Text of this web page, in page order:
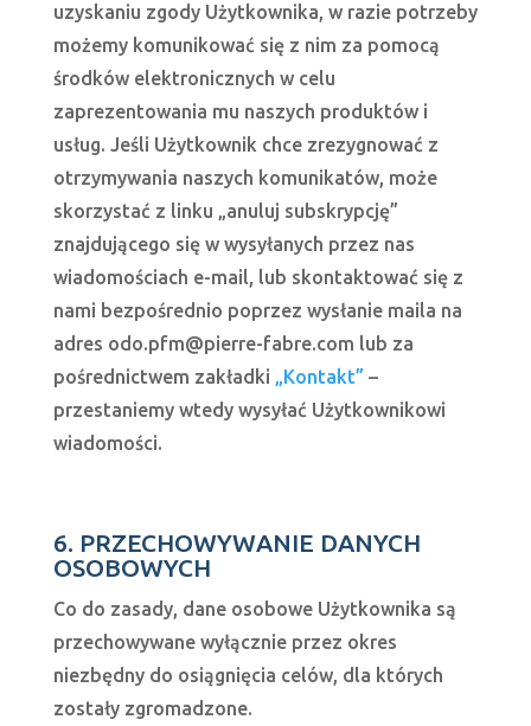
uzyskaniu zgody Użytkownika, w razie potrzeby
możemy komunikować się z nim za pomocą
środków elektronicznych w celu
zaprezentowania mu naszych produktów i
usług. Jeśli Użytkownik chce zrezygnować z
otrzymywania naszych komunikatów, może
skorzystać z linku „anuluj subskrypcję”
znajdującego się w wysyłanych przez nas
wiadomościach e-mail, lub skontaktować się z
nami bezpośrednio poprzez wysłanie maila na
adres odo.pfm@pierre-fabre.com lub za
pośrednictwem zakładki „Kontakt” –
przestaniemy wtedy wysyłać Użytkownikowi
wiadomości.
6. PRZECHOWYWANIE DANYCH
OSOBOWYCH
Co do zasady, dane osobowe Użytkownika są
przechowywane wyłącznie przez okres
niezbędny do osiągnięcia celów, dla których
zostały zgromadzone.